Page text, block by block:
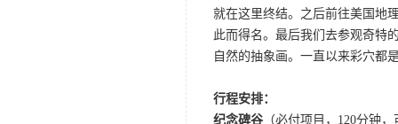
就在这里终结。之后前往美国地
此而得名。最后我们去参观奇特
自然的抽象画。一直以来彩穴都
行程安排：
纪念碑谷 （必付项目，120分钟